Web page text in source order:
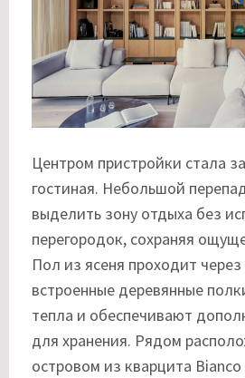
Центром пристройки стала
гостиная. Небольшой
выделить зону отдыха без
перегородок, сохраняя
Пол из ясеня проходит через
встроенные деревянные
тепла и обеспечивают
для хранения. Рядом
островом из кварцита